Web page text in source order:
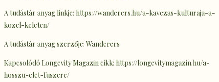
A tudástár anyag linkje: https://wanderers.hu/a-kavezas-kulturaja-a-
kozel-keleten/
A tudástár anyag szerzője: Wanderers
Kapcsolódó Longevity Magazin cikk: https://longevitymagazin.hu/a-
hosszu-elet-fuszere/